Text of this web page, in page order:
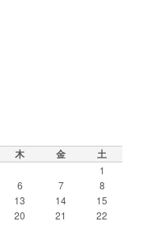
木 金 土
1
6 7
8
13 14
15
20 21
22